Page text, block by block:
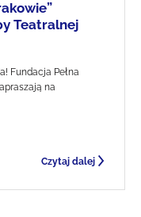
Teatralnej
Fundacja Pełna
na
Czytaj dalej